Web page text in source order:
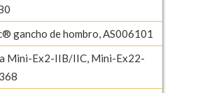
gancho de hombro, AS006101
Mini-Ex2-IIB/IIC, Mini-Ex22-